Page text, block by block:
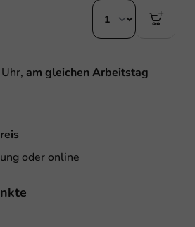
am gleichen Arbeitstag
oder online